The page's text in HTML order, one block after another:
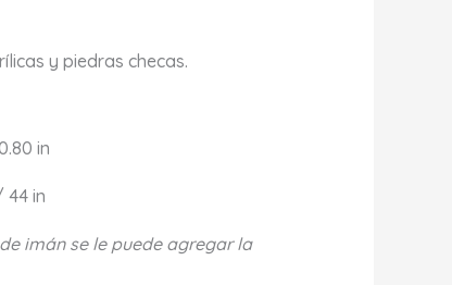
y piedras checas.
in
44 in
imán se le puede agregar la